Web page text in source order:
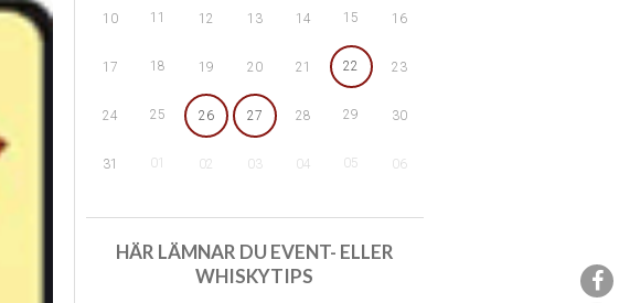
10 11 12 13 14 15 16
17 18 19 20 21 22 23
24 25 26 27 28 29 30
31 01 02 03 04 05 06
HÄR LÄMNAR DU EVENT- ELLER
WHISKYTIPS